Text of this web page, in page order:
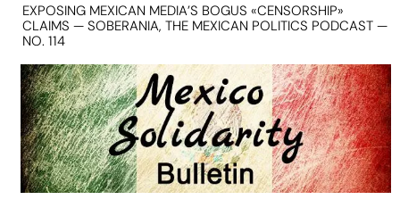
EXPOSING MEXICAN MEDIA’S BOGUS «CENSORSHIP»
CLAIMS — SOBERANIA, THE MEXICAN POLITICS PODCAST —
NO. 114